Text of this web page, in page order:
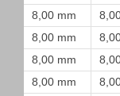
8,00 mm
8,00 mm
8,00 mm
8,00 mm